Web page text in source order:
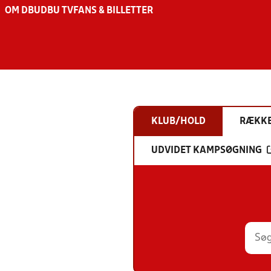
OM DBU DBU TV FANS & BILLETTER
KLUB/HOLD
UDVIDET KAMPSØGNING